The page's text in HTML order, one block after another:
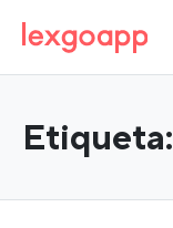
Etiqueta: